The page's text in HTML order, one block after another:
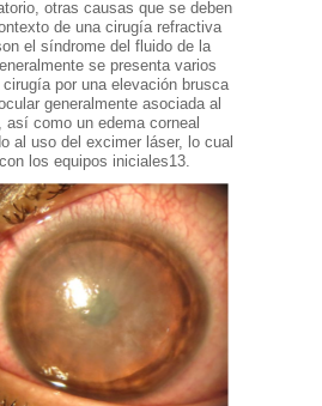
otras causas que se deben
de una cirugía refractiva
el síndrome del fluido de la
se presenta varios
por una elevación brusca
generalmente asociada al
así como un edema corneal
al uso del excimer láser, lo cual
los equipos iniciales13.